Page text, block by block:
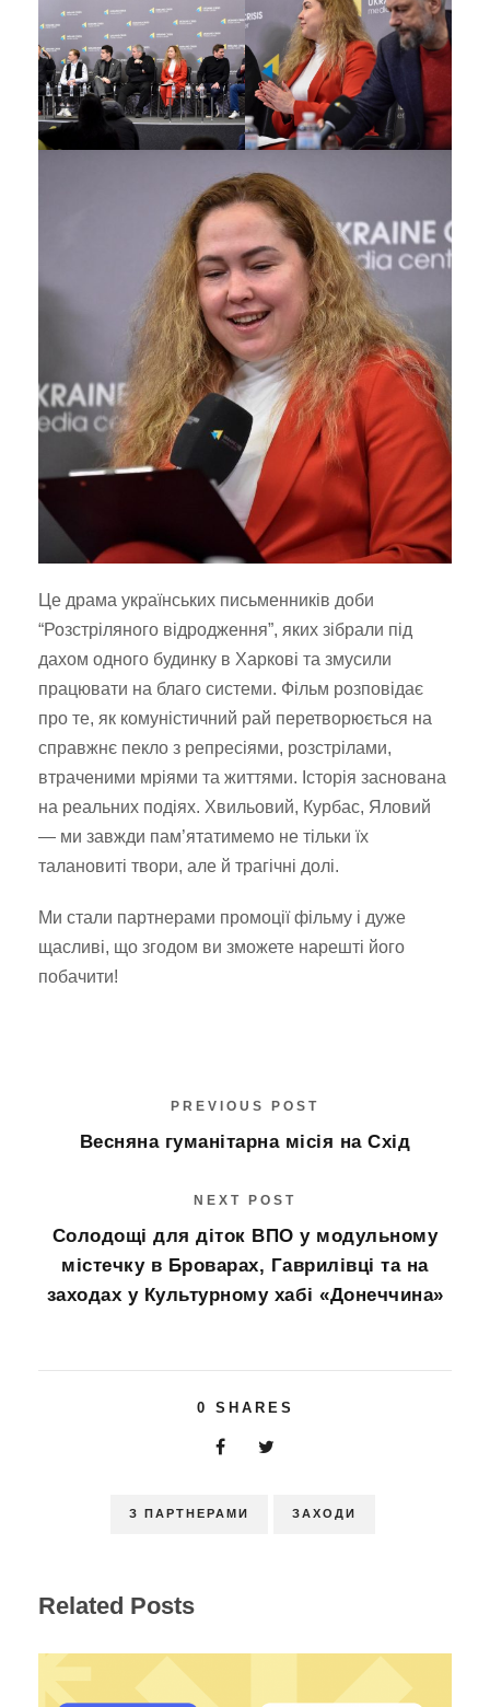
Це драма українських письменників доби
“Розстріляного відродження”, яких зібрали під
дахом одного будинку в Харкові та змусили
працювати на благо системи. Фільм розповідає
про те, як комуністичний рай перетворюється на
справжнє пекло з репресіями, розстрілами,
втраченими мріями та життями. Історія заснована
на реальних подіях. Хвильовий, Курбас, Яловий
— ми завжди пам’ятатимемо не тільки їх
талановиті твори, але й трагічні долі.
Ми стали партнерами промоції фільму і дуже
щасливі, що згодом ви зможете нарешті його
побачити!
PREVIOUS POST
Весняна гуманітарна місія на Схід
NEXT POST
Солодощі для діток ВПО у модульному
містечку в Броварах, Гаврилівці та на
заходах у Культурному хабі «Донеччина»
0 SHARES
З ПАРТНЕРАМИ ЗАХОДИ
Related Posts